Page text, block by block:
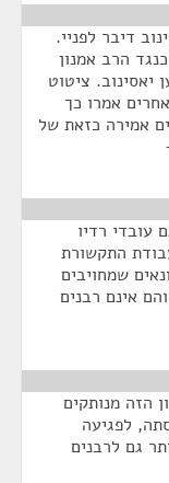
דיבר לפניי.
הרב אמנון
ציטוט
אמרו כך
אמירה כזאת של
עובדי רדיו
התקשורת
שמחויבים
אינם רבנים
הזה מנותקים
לפגיעה
גם לרבנים